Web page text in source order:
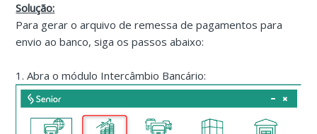
Solução:
Para gerar o arquivo de remessa de pagamentos para
envio ao banco, siga os passos abaixo:
1. Abra o módulo Intercâmbio Bancário: